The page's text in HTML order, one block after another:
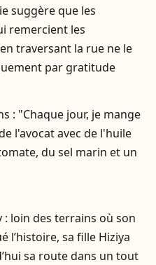
suggère que les
remercient les
traversant la rue ne le
par gratitude
: "Chaque jour, je mange
l'avocat avec de l'huile
du sel marin et un
: loin des terrains où son
l’histoire, sa fille Hiziya
sa route dans un tout